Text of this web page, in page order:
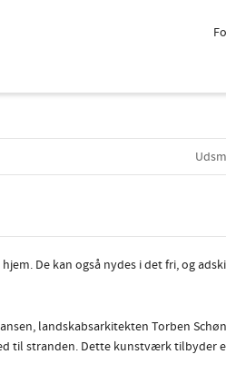
De kan også nydes i det fri, og
landskabsarkitekten Torben
til stranden. Dette kunstværk tilbyder